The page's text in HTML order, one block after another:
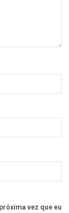
vez que eu